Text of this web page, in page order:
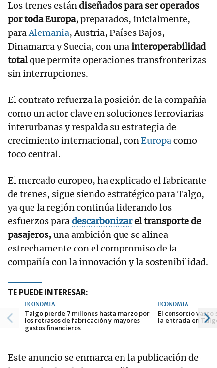
Los trenes estándiseñados para ser operados
por toda Europa,preparados, inicialmente,
paraAlemania, Austria, Países Bajos,
Dinamarca y Suecia, con unainteroperabilidad
totalque permite operaciones transfronterizas
sin interrupciones.
El contrato refuerza la posición de la compañía
como un actor clave en soluciones ferroviarias
interurbanas y respalda su estrategia de
crecimiento internacional, conEuropacomo
foco central.
El mercado europeo, ha explicado el fabricante
de trenes, sigue siendo estratégico para Talgo,
ya que la región continúa liderando los
esfuerzos paradescarbonizarel transporte de
pasajeros,una ambición que se alinea
estrechamente con el compromiso de la
compañía con la innovación y la sostenibilidad.
TE PUEDE INTERESAR:
ECONOMÍA
Talgo pierde 7 millones hasta marzo por
los retrasos de fabricación y mayores
gastos financieros
ECONOMÍA
El consorcio
la entrada en
Este anuncio se enmarca en la publicación de